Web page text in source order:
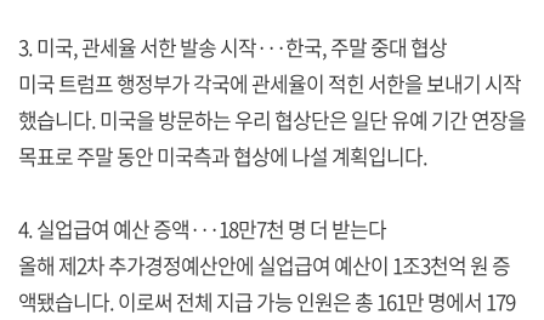
3. 미국, 관세율 서한 발송 시작···한국, 주말 중대 협상
미국 트럼프 행정부가 각국에 관세율이 적힌 서한을 보내기 시작
했습니다. 미국을 방문하는 우리 협상단은 일단 유예 기간 연장을
목표로 주말 동안 미국측과 협상에 나설 계획입니다.
4. 실업급여 예산 증액···18만7천 명 더 받는다
올해 제2차 추가경정예산안에 실업급여 예산이 1조3천억 원 증
액됐습니다. 이로써 전체 지급 가능 인원은 총 161만 명에서 179